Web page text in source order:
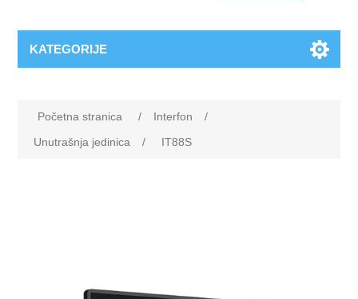
KATEGORIJE
Početna stranica / Interfon
/
Unutrašnja jedinica
/ IT88S